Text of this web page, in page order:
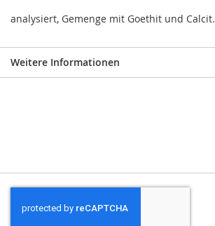
analysiert, Gemenge mit Goethit und Calcit.
Weitere Informationen